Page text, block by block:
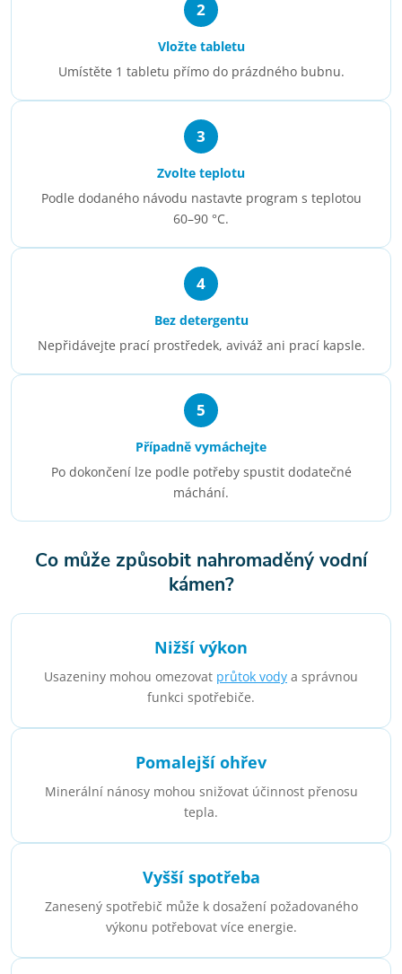
2
Vložte tabletu
Umístěte 1 tabletu přímo do prázdného bubnu.
3
Zvolte teplotu
Podle dodaného návodu nastavte program s teplotou
60–90 °C.
4
Bez detergentu
Nepřidávejte prací prostředek, aviváž ani prací kapsle.
5
Případně vymáchejte
Po dokončení lze podle potřeby spustit dodatečné
máchání.
Co může způsobit nahromaděný vodní
kámen?
Nižší výkon
Usazeniny mohou omezovat průtok vody a správnou
funkci spotřebiče.
Pomalejší ohřev
Minerální nánosy mohou snižovat účinnost přenosu
tepla.
Vyšší spotřeba
Zanesený spotřebič může k dosažení požadovaného
výkonu potřebovat více energie.